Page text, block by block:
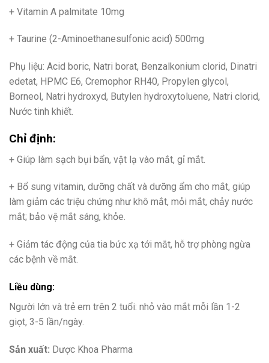
+ Vitamin A palmitate 10mg
+ Taurine (2-Aminoethanesulfonic acid) 500mg
Phụ liệu: Acid boric, Natri borat, Benzalkonium clorid, Dinatri
edetat, HPMC E6, Cremophor RH40, Propylen glycol,
Borneol, Natri hydroxyd, Butylen hydroxytoluene, Natri clorid,
Nước tinh khiết.
Chỉ định:
+ Giúp làm sạch bụi bẩn, vật lạ vào mắt, gỉ mắt.
+ Bổ sung vitamin, dưỡng chất và dưỡng ẩm cho mắt, giúp
làm giảm các triệu chứng như khô mắt, mỏi mắt, chảy nước
mắt; bảo vệ mắt sáng, khỏe.
+ Giảm tác động của tia bức xạ tới mắt, hỗ trợ phòng ngừa
các bệnh về mắt.
Liều dùng:
Người lớn và trẻ em trên 2 tuổi: nhỏ vào mắt mỗi lần 1-2
giọt, 3-5 lần/ngày.
Sản xuất: Dược Khoa Pharma